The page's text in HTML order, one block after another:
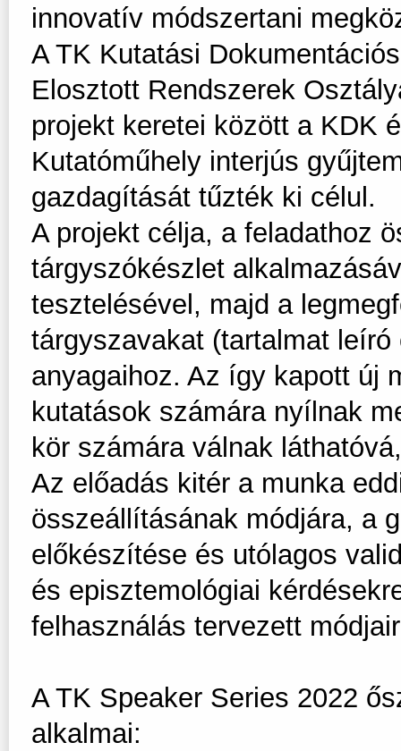
innovatív módszertani
A TK Kutatási
Elosztott Rendszerek
projekt keretei között a KDK
Kutatóműhely interjús
gazdagítását tűzték ki célul.
A projekt célja, a feladathoz
tárgyszókészlet
tesztelésével, majd a
tárgyszavakat (tartalmat
anyagaihoz. Az így kapott új
kutatások számára nyílnak
kör számára válnak
Az előadás kitér a munka
összeállításának módjára, a
előkészítése és utólagos
és episztemológiai
felhasználás tervezett
A TK Speaker Series 2022
alkalmai: